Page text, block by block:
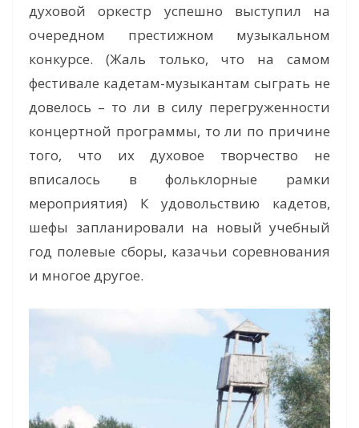
духовой оркестр успешно выступил на
очередном престижном музыкальном
конкурсе. (Жаль только, что на самом
фестивале кадетам-музыкантам сыграть не
довелось – то ли в силу перегруженности
концертной программы, то ли по причине
того, что их духовое творчество не
вписалось в фольклорные рамки
мероприятия) К удовольствию кадетов,
шефы запланировали на новый учебный
год полевые сборы, казачьи соревнования
и многое другое.